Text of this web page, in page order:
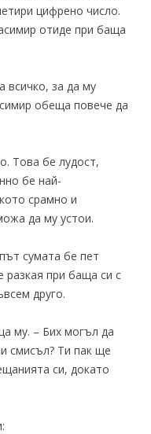
цифрено число.
отиде при баща
всичко, за да му
обеща повече да
Това бе лудост,
бе най-
срамно и
да му устои.
сумата бе пет
при баща си с
друго.
му. – Бих могъл да
смисъл? Ти пак ще
си, докато